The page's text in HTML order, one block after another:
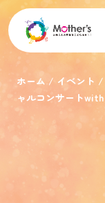
ホーム イベント
ャルコンサート